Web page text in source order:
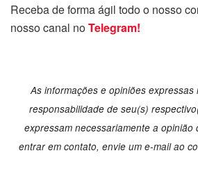
Receba de forma ágil todo o nosso
nosso canal noTelegram!
As informações e opiniões
responsabilidade de seu(s)
expressam necessariamente a opinião
entrar em contato, envie um e-mail ao